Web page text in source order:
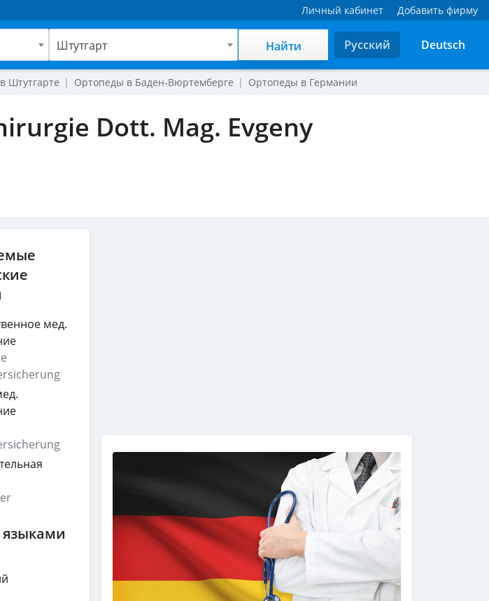
Личный кабинет Добавить фирму
Штутгарт Найти Русский Deutsch
Штутгарте Ортопеды в Баден-Вюртемберге Ортопеды в Германии
Dott. Mag. Evgeny
мед.